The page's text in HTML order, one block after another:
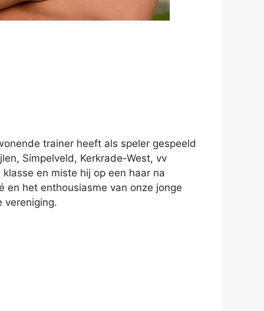
trainer heeft als speler gespeeld
Simpelveld, Kerkrade-West, vv
en miste hij op een haar na
en het enthousiasme van onze jonge
vereniging.